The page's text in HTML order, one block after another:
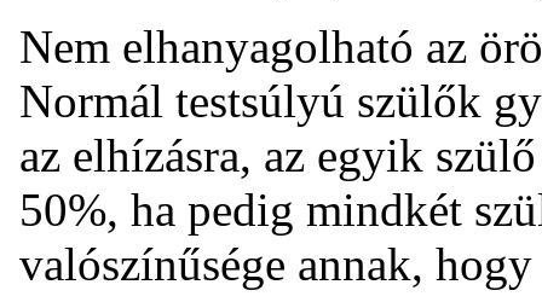
Nem elhanyagolható az
Normál testsúlyú szülők
az elhízásra, az egyik
50%, ha pedig mindkét
valószínűsége annak,